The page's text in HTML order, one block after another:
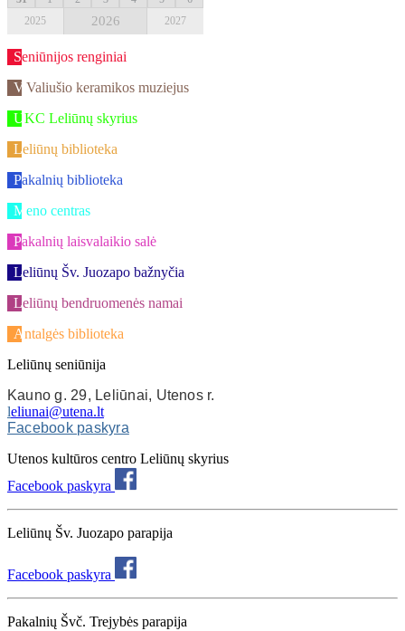
2025
2026 2027
Seniūnijos renginiai
V.Valiušio keramikos muziejus
UKC Leliūnų skyrius
Leliūnų biblioteka
Pakalnių biblioteka
Meno centras
Pakalnių laisvalaikio salė
Leliūnų Šv. Juozapo bažnyčia
Leliūnų bendruomenės namai
Antalgės biblioteka
Leliūnų seniūnija
Kauno g. 29, Leliūnai, Utenos r.
leliunai@utena.lt
Facebook paskyra
Utenos kultūros centro Leliūnų skyrius
Facebook paskyra
Leliūnų Šv. Juozapo parapija
Facebook paskyra
Pakalnių Švč. Trejybės parapija